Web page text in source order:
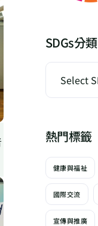
SDGs分類
熱門標籤
健康與福祉
國際交流
宣傳與推廣